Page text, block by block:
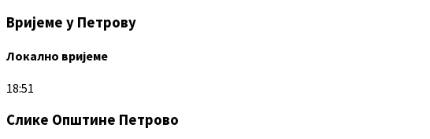
Вријеме у Петрову
Локално вријеме
18:51
Слике Општине Петрово